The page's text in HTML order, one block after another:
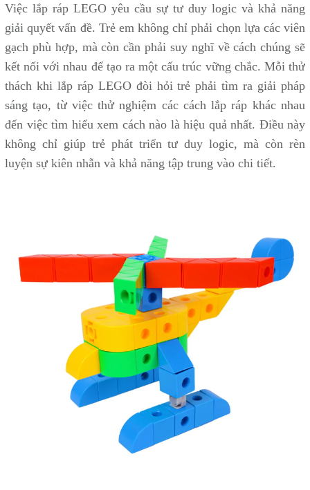
Việc lắp ráp LEGO yêu cầu sự tư duy logic và khả năng
giải quyết vấn đề. Trẻ em không chỉ phải chọn lựa các viên
gạch phù hợp, mà còn cần phải suy nghĩ về cách chúng sẽ
kết nối với nhau để tạo ra một cấu trúc vững chắc. Mỗi thử
thách khi lắp ráp LEGO đòi hỏi trẻ phải tìm ra giải pháp
sáng tạo, từ việc thử nghiệm các cách lắp ráp khác nhau
đến việc tìm hiểu xem cách nào là hiệu quả nhất. Điều này
không chỉ giúp trẻ phát triển tư duy logic, mà còn rèn
luyện sự kiên nhẫn và khả năng tập trung vào chi tiết.